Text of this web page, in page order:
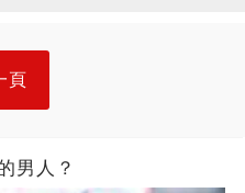
頁
男人？